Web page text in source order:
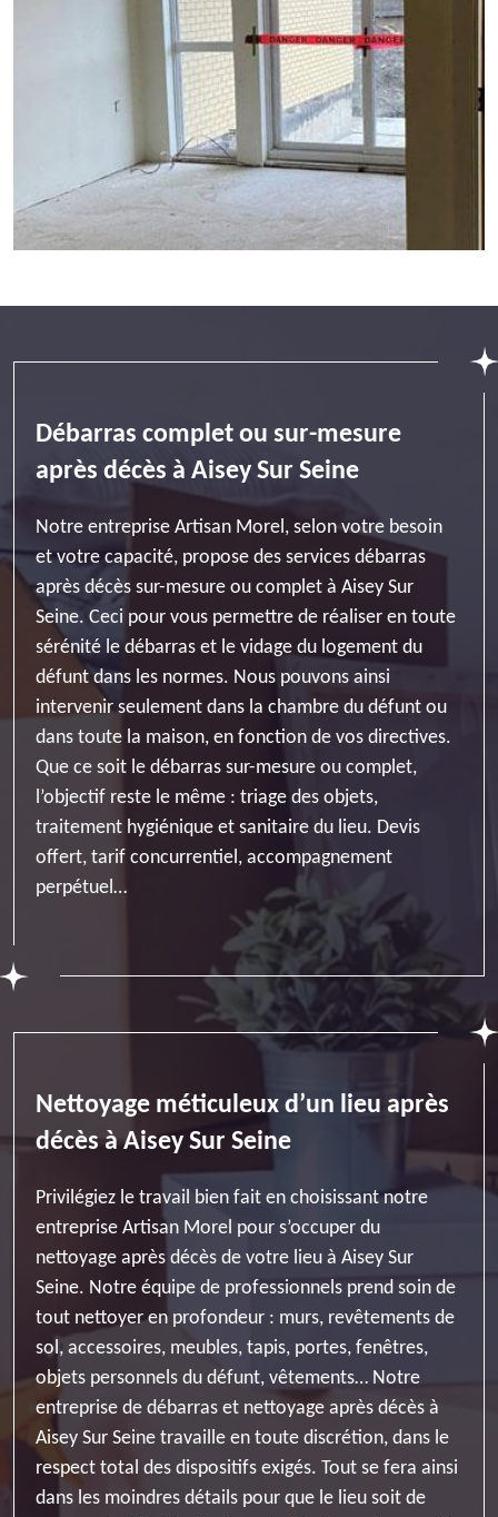
Débarras complet ou sur-mesure
après décès à Aisey Sur Seine
Notre entreprise Artisan Morel, selon votre besoin
et votre capacité, propose des services débarras
après décès sur-mesure ou complet à Aisey Sur
Seine. Ceci pour vous permettre de réaliser en toute
sérénité le débarras et le vidage du logement du
défunt dans les normes. Nous pouvons ainsi
intervenir seulement dans la chambre du défunt ou
dans toute la maison, en fonction de vos directives.
Que ce soit le débarras sur-mesure ou complet,
l’objectif reste le même : triage des objets,
traitement hygiénique et sanitaire du lieu. Devis
offert, tarif concurrentiel, accompagnement
perpétuel…
Nettoyage méticuleux d’un lieu après
décès à Aisey Sur Seine
Privilégiez le travail bien fait en choisissant notre
entreprise Artisan Morel pour s’occuper du
nettoyage après décès de votre lieu à Aisey Sur
Seine. Notre équipe de professionnels prend soin de
tout nettoyer en profondeur : murs, revêtements de
sol, accessoires, meubles, tapis, portes, fenêtres,
objets personnels du défunt, vêtements… Notre
entreprise de débarras et nettoyage après décès à
Aisey Sur Seine travaille en toute discrétion, dans le
respect total des dispositifs exigés. Tout se fera ainsi
dans les moindres détails pour que le lieu soit de